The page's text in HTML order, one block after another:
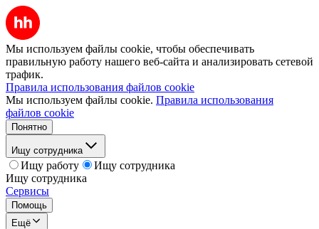
Мы используем файлы cookie, чтобы обеспечивать
правильную работу нашего веб-сайта и анализировать сетевой
трафик.
Правила использования файлов cookie
Мы используем файлы cookie. Правила использования
файлов cookie
Понятно
Ищу сотрудника
Ищу работу
Ищу сотрудника
Ищу сотрудника
Сервисы
Помощь
Ещё